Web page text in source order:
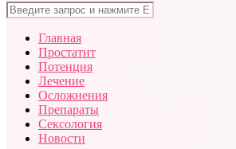
Главная
Простатит
Потенция
Лечение
Осложнения
Препараты
Сексология
Новости